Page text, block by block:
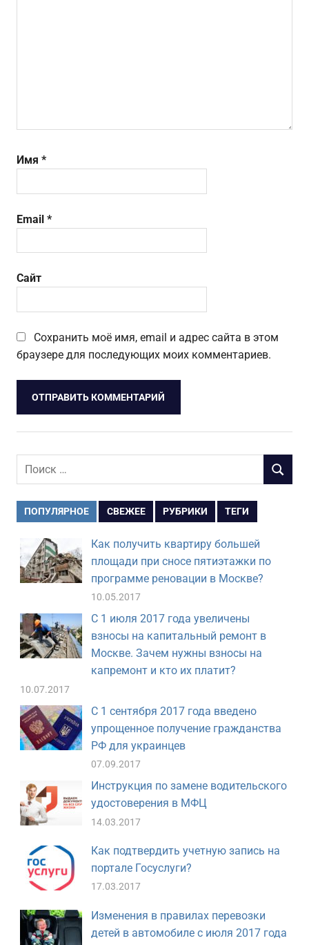
Имя *
Email *
Сайт
Сохранить моё имя, email и адрес сайта в этом
браузере для последующих моих комментариев.
Поиск
ПОИСК
ПОПУЛЯРНОЕ СВЕЖЕЕ РУБРИКИ ТЕГИ
Как получить квартиру большей
площади при сносе пятиэтажки по
программе реновации в Москве?
10.05.2017
С 1 июля 2017 года увеличены
взносы на капитальный ремонт в
Москве. Зачем нужны взносы на
капремонт и кто их платит?
10.07.2017
С 1 сентября 2017 года введено
упрощенное получение гражданства
РФ для украинцев
07.09.2017
Инструкция по замене водительского
удостоверения в МФЦ
14.03.2017
Как подтвердить учетную запись на
портале Госуслуги?
17.03.2017
Изменения в правилах перевозки
детей в автомобиле с июля 2017 года